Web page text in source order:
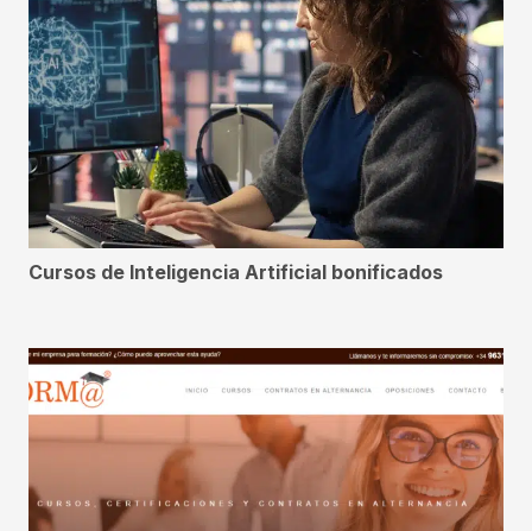
Cursos de Inteligencia Artificial bonificados